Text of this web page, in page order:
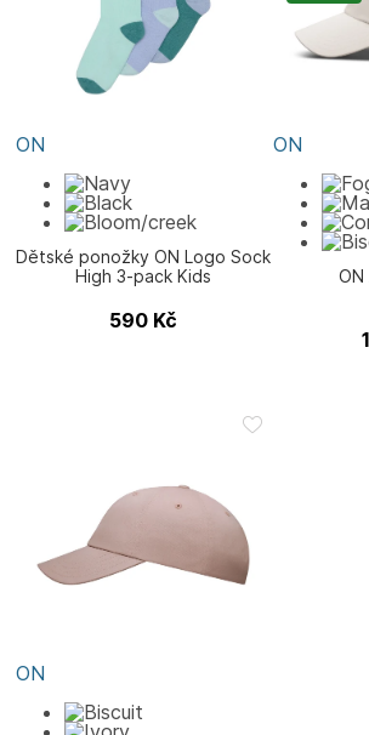
ON
Dětské ponožky ON Logo Sock
High 3-pack Kids
590 Kč
ON
ON
ON